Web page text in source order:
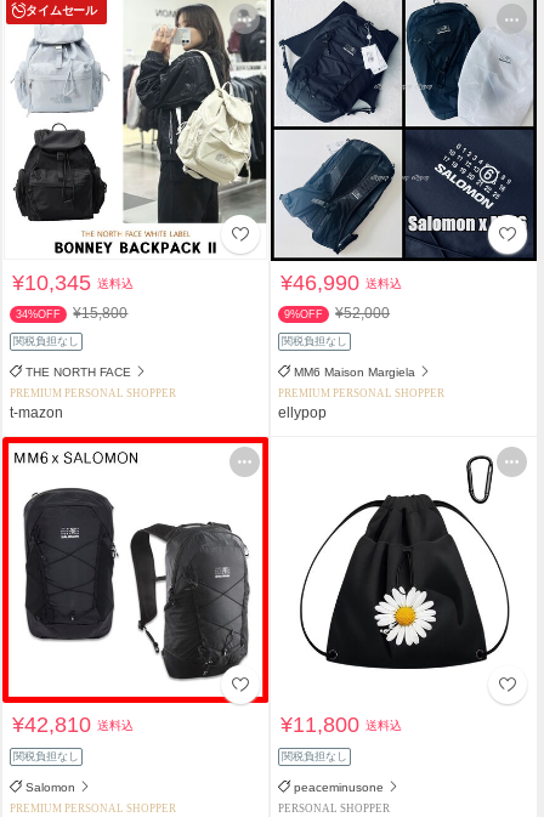
タイムセール
¥10,345送料込
34%OFF ¥15,800
関税負担なし
THE NORTH FACE
PREMIUM PERSONAL SHOPPER
t-mazon
¥46,990送料込
9%OFF ¥52,000
関税負担なし
MM6 Maison Margiela
PREMIUM PERSONAL SHOPPER
ellypop
¥42,810送料込
関税負担なし
Salomon
PREMIUM PERSONAL SHOPPER
¥11,800送料込
関税負担なし
peaceminusone
PERSONAL SHOPPER